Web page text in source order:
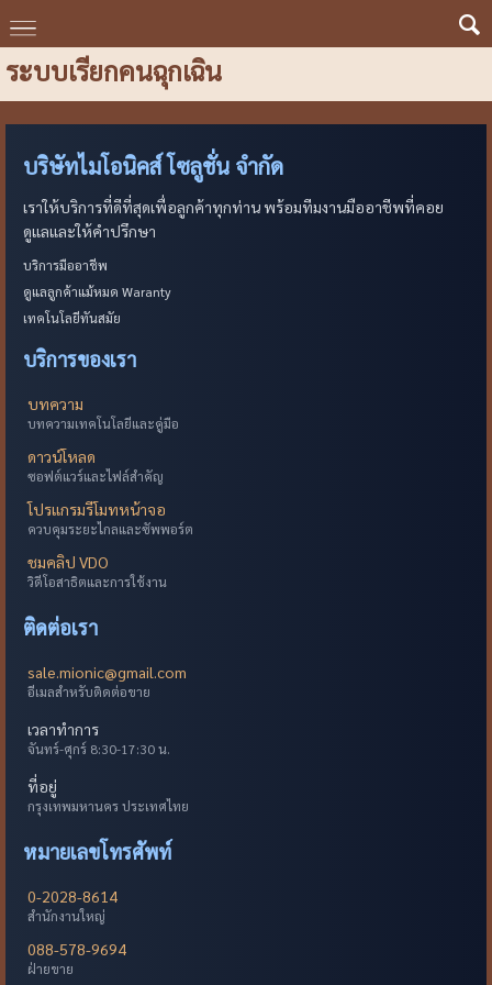
ระบบเรียกคนฉุกเฉิน
บริษัทไมโอนิคส์ โซลูชั่น จำกัด
เราให้บริการที่ดีที่สุดเพื่อลูกค้าทุกท่าน พร้อมทีมงานมืออาชีพที่คอย
ดูแลและให้คำปรึกษา
บริการมืออาชีพ
ดูแลลูกค้าแม้หมด Waranty
เทคโนโลยีทันสมัย
บริการของเรา
บทความ
บทความเทคโนโลยีและคู่มือ
ดาวน์โหลด
ซอฟต์แวร์และไฟล์สำคัญ
โปรแกรมรีโมทหน้าจอ
ควบคุมระยะไกลและซัพพอร์ต
ชมคลิป VDO
วิดีโอสาธิตและการใช้งาน
ติดต่อเรา
sale.mionic@gmail.com
อีเมลสำหรับติดต่อขาย
เวลาทำการ
จันทร์-ศุกร์ 8:30-17:30 น.
ที่อยู่
กรุงเทพมหานคร ประเทศไทย
หมายเลขโทรศัพท์
0-2028-8614
สำนักงานใหญ่
088-578-9694
ฝ่ายขาย